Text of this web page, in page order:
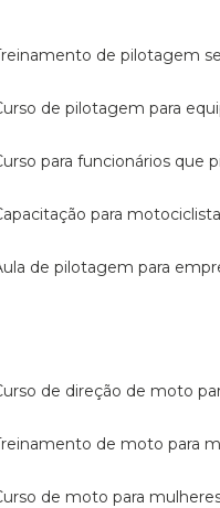
treinamento de pilotagem
curso de pilotagem para
curso para funcionários que
capacitação para
aula de pilotagem para
curso de direção de moto
treinamento de moto para
curso de moto para